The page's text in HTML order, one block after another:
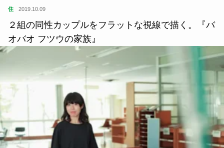
住 2019.10.09
２組の同性カップルをフラットな視線で描く。『バ
オバオ フツウの家族』